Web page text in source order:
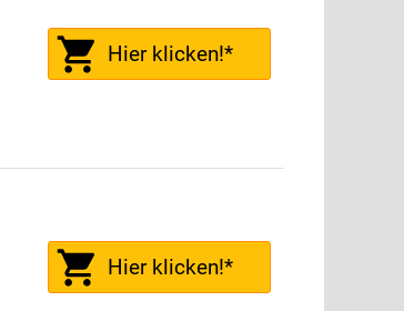
Hier klicken!*
Hier klicken!*